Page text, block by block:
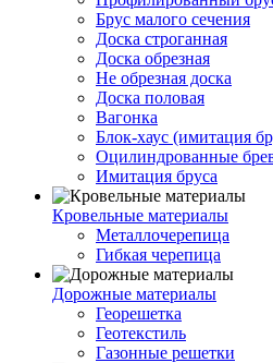
Брус малого сечения
Доска строганная
Доска обрезная
Не обрезная доска
Доска половая
Вагонка
Блок-хаус (имитация
Оцилиндрованные
Имитация бруса
Кровельные материалы
Металлочерепица
Гибкая черепица
Дорожные материалы
Георешетка
Геотекстиль
Газонные решетки